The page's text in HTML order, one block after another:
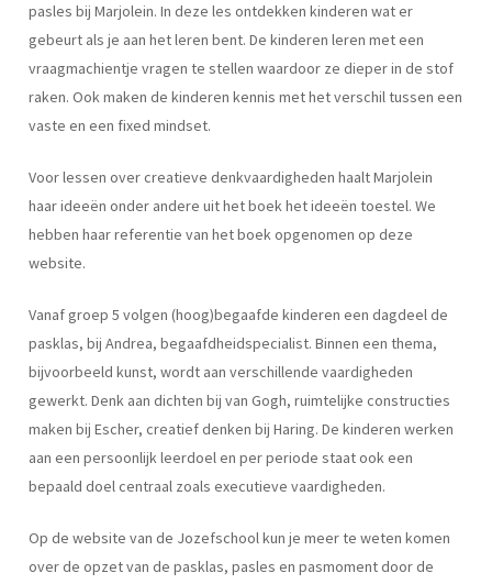
pasles bij Marjolein. In deze les ontdekken kinderen wat er
gebeurt als je aan het leren bent. De kinderen leren met een
vraagmachientje vragen te stellen waardoor ze dieper in de stof
raken. Ook maken de kinderen kennis met het verschil tussen een
vaste en een fixed mindset.
Voor lessen over creatieve denkvaardigheden haalt Marjolein
haar ideeën onder andere uit het boek het ideeën toestel. We
hebben haar referentie van het boek opgenomen op deze
website.
Vanaf groep 5 volgen (hoog)begaafde kinderen een dagdeel de
pasklas, bij Andrea, begaafdheidspecialist. Binnen een thema,
bijvoorbeeld kunst, wordt aan verschillende vaardigheden
gewerkt. Denk aan dichten bij van Gogh, ruimtelijke constructies
maken bij Escher, creatief denken bij Haring. De kinderen werken
aan een persoonlijk leerdoel en per periode staat ook een
bepaald doel centraal zoals executieve vaardigheden.
Op de website van de Jozefschool kun je meer te weten komen
over de opzet van depasklas, pasles en pasmoment door de